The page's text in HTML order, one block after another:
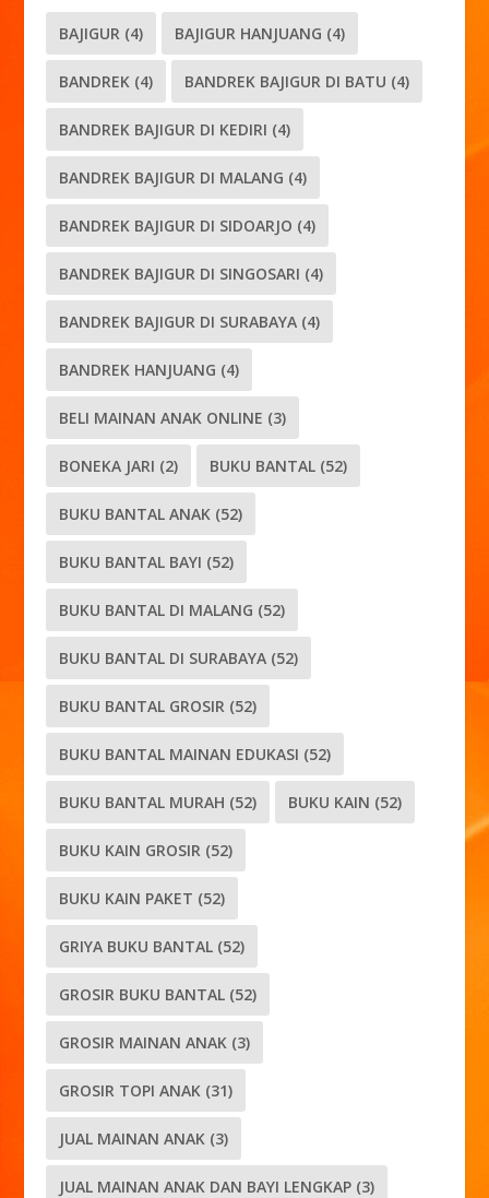
BAJIGUR (4) BAJIGUR HANJUANG (4)
BANDREK (4) BANDREK BAJIGUR DI BATU (4)
BANDREK BAJIGUR DI KEDIRI (4)
BANDREK BAJIGUR DI MALANG (4)
BANDREK BAJIGUR DI SIDOARJO (4)
BANDREK BAJIGUR DI SINGOSARI (4)
BANDREK BAJIGUR DI SURABAYA (4)
BANDREK HANJUANG (4)
BELI MAINAN ANAK ONLINE (3)
BONEKA JARI (2) BUKU BANTAL (52)
BUKU BANTAL ANAK (52)
BUKU BANTAL BAYI (52)
BUKU BANTAL DI MALANG (52)
BUKU BANTAL DI SURABAYA (52)
BUKU BANTAL GROSIR (52)
BUKU BANTAL MAINAN EDUKASI (52)
BUKU BANTAL MURAH (52) BUKU KAIN (52)
BUKU KAIN GROSIR (52)
BUKU KAIN PAKET (52)
GRIYA BUKU BANTAL (52)
GROSIR BUKU BANTAL (52)
GROSIR MAINAN ANAK (3)
GROSIR TOPI ANAK (31)
JUAL MAINAN ANAK (3)
JUAL MAINAN ANAK DAN BAYI LENGKAP (3)